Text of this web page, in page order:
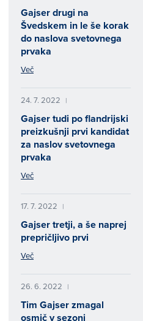
Gajser drugi na
Švedskem in le še korak
do naslova svetovnega
prvaka
Več
24. 7. 2022 |
Gajser tudi po flandrijski
preizkušnji prvi kandidat
za naslov svetovnega
prvaka
Več
17. 7. 2022 |
Gajser tretji, a še naprej
prepričljivo prvi
Več
26. 6. 2022 |
Tim Gajser zmagal
osmič v sezoni